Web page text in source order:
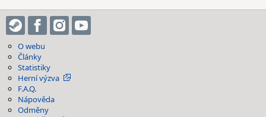
O webu
Články
Statistiky
Herní výzva
F.A.Q.
Nápověda
Odměny